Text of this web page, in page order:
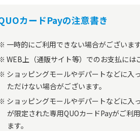
カードPayの注意書き
一時的にご利用できない場合がございます
WEB上（通販サイト等）でのお支払には
ショッピングモールやデパートなどに入
ただけない場合がございます。
ショッピングモールやデパートなどに入
が限定された専用QUOカードPayがご利
ます。